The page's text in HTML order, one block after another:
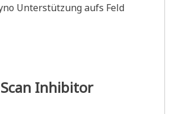
Unterstützung aufs Feld
Inhibitor